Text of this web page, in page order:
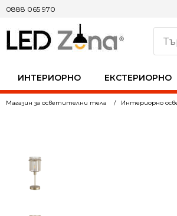
ИНТЕРИОРНО ЕКСТЕРИОРНО
0888 065 970
Магазин за осветителни тела Интериорно